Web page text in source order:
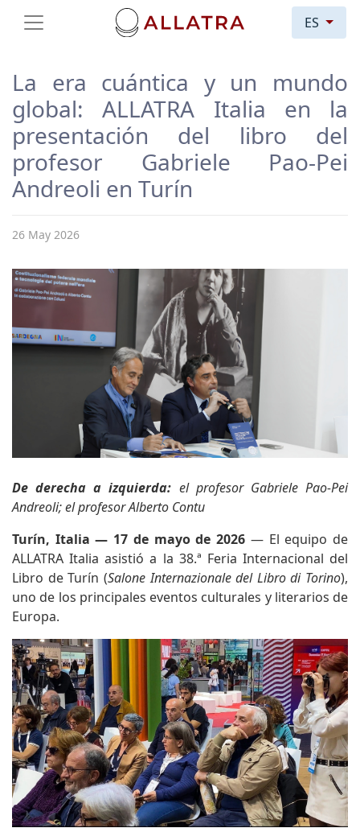
ES
La era cuántica y un mundo
global: ALLATRA Italia en la
presentación del libro del
profesor Gabriele Pao-Pei
Andreoli en Turín
26 May 2026
De derecha a izquierda: el profesor Gabriele Pao-Pei
Andreoli; el profesor Alberto Contu
Turín, Italia — 17 de mayo de 2026 — El equipo de
ALLATRA Italia asistió a la 38.ª Feria Internacional del
Libro de Turín (Salone Internazionale del Libro di Torino),
uno de los principales eventos culturales y literarios de
Europa.